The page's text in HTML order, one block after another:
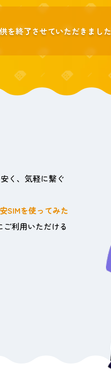
を終了させていただきました
く、気軽に繋ぐ
安SIMを使ってみた
利用いただける